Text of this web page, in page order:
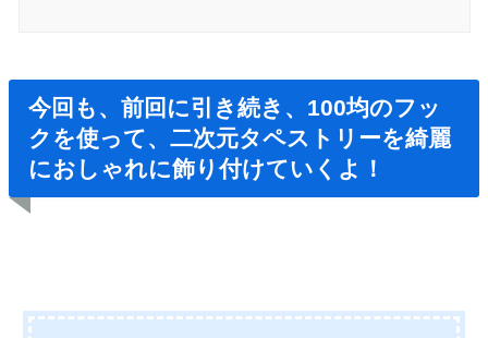
今回も、前回に引き続き、100均のフッ
クを使って、二次元タペストリーを綺麗
におしゃれに飾り付けていくよ！